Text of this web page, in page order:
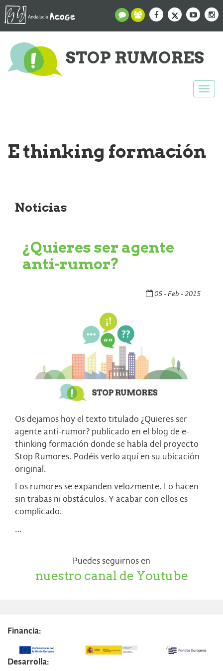
STOP RUMORES
E thinking formación
Noticias
¿Quieres ser agente
anti-rumor?
05 - Feb - 2015
Os dejamos hoy el texto titulado ¿Quieres ser
agente anti-rumor? publicado en el blog de e-
thinking formación donde se habla del proyecto
Stop Rumores. Podéis verlo aquíen su ubicación
original.
Los rumores se expanden velozmente. Lo hacen
sin trabas ni obstáculos. Y acabar con ellos es
complicado.
…
Puedes seguirnos en
nuestro canal de Youtube
Financia:
Desarrolla: